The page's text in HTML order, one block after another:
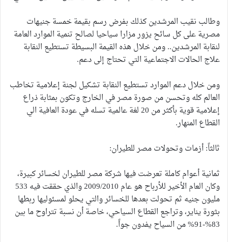
وطالب نقيب المرشدين كذلك بفرض رسم بقيمة خمسة جنيهات
مصرية على كل سائح يزور مزارا سياحيا لصالح تنمية الموارد العامة
لنقابة المرشدين.. ومن خلال هذه القيمة البسيطة تستطيع النقابة
علاج الحالات الاجتماعية التي تحتاج إلى دعم.
ومن خلال دعم الموارد تستطيع النقابة تشكيل لجنة إعلامية تخاطب
العالم كله وتحسن من صورة مصر في الخارج وتكون بمثابة ذراع
إعلامية قوية بأكثر من 20 لغة عالمية تسله في عودة العافية الي
القطاع المنهار.
ثالثاً: أزمات وتحولات مصر للطيران:
ثمانية أعوام كاملة تعرضت فيها شركة مصر للطيران لخسائر كبيرة،
وكان العام الأخير للأرباح هو عام 2009/2010 والذي حققت فيه 533
مليون جنيه ثم تحولت بعدها للخسائر والتي يحلو لمسئوليها ربطها
بثورة يناير، وتراجع القطاع السياحي، خاصة أن نسبة تتراوح ما بين
83%-91% من السياح يفدون جواً.